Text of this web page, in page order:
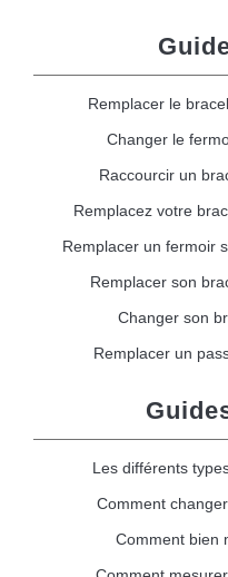
Remplacer le
Changer le
Raccourcir un
Remplacez votre
Remplacer un fermoir
Remplacer son
Changer son
Remplacer un
Les différents
Comment
Comment bien